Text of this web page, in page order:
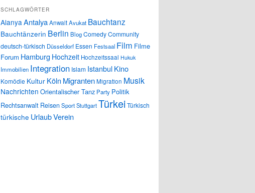
SCHLAGWÖRTER
Alanya AntalyaAnwaltAvukat Bauchtanz
Bauchtänzerin Berlin BlogComedyCommunity
deutsch-türkisch Düsseldorf Essen Festsaal Film Filme
Forum Hamburg Hochzeit Hochzeitssaal Hukuk
Immobilien Integration Islam IstanbulKino
Komödie Kultur Köln MigrantenMigration Musik
Nachrichten Orientalischer Tanz Party Politik
Rechtsanwalt ReisenSportStuttgartTürkeiTürkisch
türkische UrlaubVerein